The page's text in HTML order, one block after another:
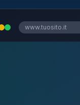
www.tuosito.it